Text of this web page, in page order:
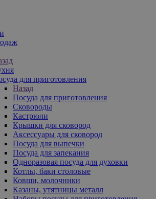
для приготовления
Назад
Посуда для приготовления
Сковороды
Кастрюли
Крышки для сковород
Аксессуары для сковород
Посуда для выпечки
Посуда для запекания
Одноразовая посуда для духовки
Котлы, баки столовые
Ковши, молочники
Казаны, утятницы металл